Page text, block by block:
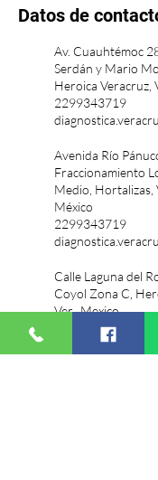
Datos de
Av. Cuauhtémoc
Serdán y Mario
Heroica Veracruz,
2299343719
Avenida Río
Fraccionamiento
Medio, Hortalizas,
México
2299343719
Calle Laguna del
Coyol Zona C,
Ver., Mexico
2299343719